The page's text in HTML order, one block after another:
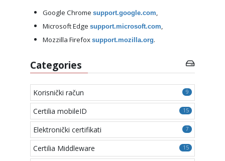
Google Chrome support.google.com
Microsoft Edge support.microsoft.com
Mozzilla Firefox support.mozilla.org.
Categories
9
Korisnički račun
15
Certilia mobileID
7
Elektronički certifikati
15
Certilia Middleware